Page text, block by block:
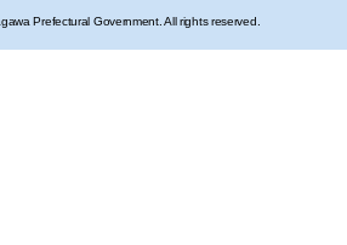
Prefectural Government. All rights reserved.